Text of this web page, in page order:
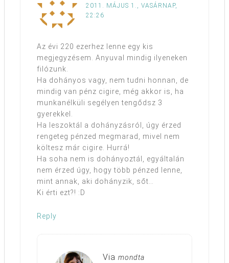
2011. MÁJUS 1., VASÁRNAP,
22:26
Az évi 220 ezerhez lenne egy kis
megjegyzésem. Anyuval mindig ilyeneken
filózunk.
Ha dohányos vagy, nem tudni honnan, de
mindig van pénz cigire, még akkor is, ha
munkanélküli segélyen tengődsz 3
gyerekkel.
Ha leszoktál a dohányzásról, úgy érzed
rengeteg pénzed megmarad, mivel nem
költesz már cigire. Hurrá!
Ha soha nem is dohányoztál, egyáltalán
nem érzed úgy, hogy több pénzed lenne,
mint annak, aki dohányzik, sőt…
Ki érti ezt?! :D
Reply
Via mondta